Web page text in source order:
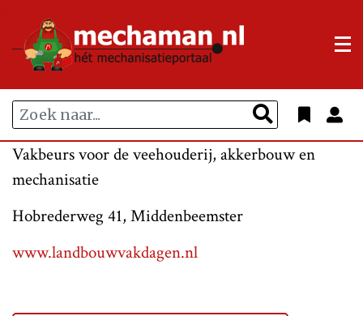
Vakbeurs voor de veehouderij, akkerbouw en
mechanisatie
Hobrederweg 41, Middenbeemster
www.landbouwvakdagen.nl